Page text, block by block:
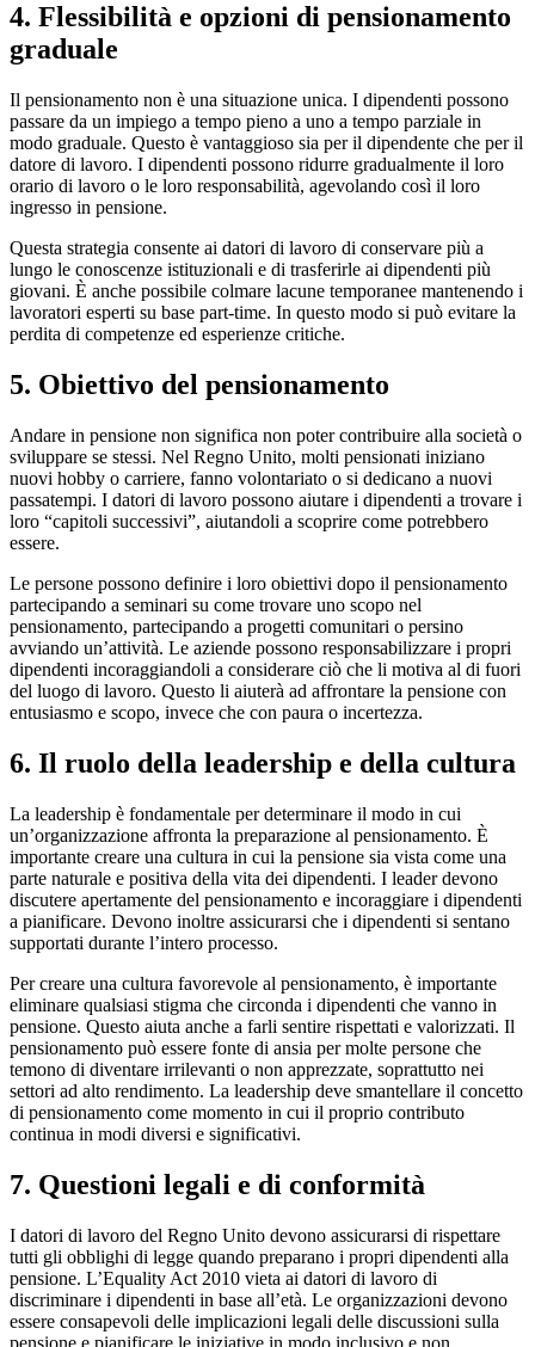
4. Flessibilità e opzioni di pensionamento
graduale
Il pensionamento non è una situazione unica. I dipendenti possono
passare da un impiego a tempo pieno a uno a tempo parziale in
modo graduale. Questo è vantaggioso sia per il dipendente che per il
datore di lavoro. I dipendenti possono ridurre gradualmente il loro
orario di lavoro o le loro responsabilità, agevolando così il loro
ingresso in pensione.
Questa strategia consente ai datori di lavoro di conservare più a
lungo le conoscenze istituzionali e di trasferirle ai dipendenti più
giovani. È anche possibile colmare lacune temporanee mantenendo i
lavoratori esperti su base part-time. In questo modo si può evitare la
perdita di competenze ed esperienze critiche.
5. Obiettivo del pensionamento
Andare in pensione non significa non poter contribuire alla società o
sviluppare se stessi. Nel Regno Unito, molti pensionati iniziano
nuovi hobby o carriere, fanno volontariato o si dedicano a nuovi
passatempi. I datori di lavoro possono aiutare i dipendenti a trovare i
loro “capitoli successivi”, aiutandoli a scoprire come potrebbero
essere.
Le persone possono definire i loro obiettivi dopo il pensionamento
partecipando a seminari su come trovare uno scopo nel
pensionamento, partecipando a progetti comunitari o persino
avviando un’attività. Le aziende possono responsabilizzare i propri
dipendenti incoraggiandoli a considerare ciò che li motiva al di fuori
del luogo di lavoro. Questo li aiuterà ad affrontare la pensione con
entusiasmo e scopo, invece che con paura o incertezza.
6. Il ruolo della leadership e della cultura
La leadership è fondamentale per determinare il modo in cui
un’organizzazione affronta la preparazione al pensionamento. È
importante creare una cultura in cui la pensione sia vista come una
parte naturale e positiva della vita dei dipendenti. I leader devono
discutere apertamente del pensionamento e incoraggiare i dipendenti
a pianificare. Devono inoltre assicurarsi che i dipendenti si sentano
supportati durante l’intero processo.
Per creare una cultura favorevole al pensionamento, è importante
eliminare qualsiasi stigma che circonda i dipendenti che vanno in
pensione. Questo aiuta anche a farli sentire rispettati e valorizzati. Il
pensionamento può essere fonte di ansia per molte persone che
temono di diventare irrilevanti o non apprezzate, soprattutto nei
settori ad alto rendimento. La leadership deve smantellare il concetto
di pensionamento come momento in cui il proprio contributo
continua in modi diversi e significativi.
7. Questioni legali e di conformità
I datori di lavoro del Regno Unito devono assicurarsi di rispettare
tutti gli obblighi di legge quando preparano i propri dipendenti alla
pensione. L’Equality Act 2010 vieta ai datori di lavoro di
discriminare i dipendenti in base all’età. Le organizzazioni devono
essere consapevoli delle implicazioni legali delle discussioni sulla
pensione e pianificare le iniziative in modo inclusivo e non